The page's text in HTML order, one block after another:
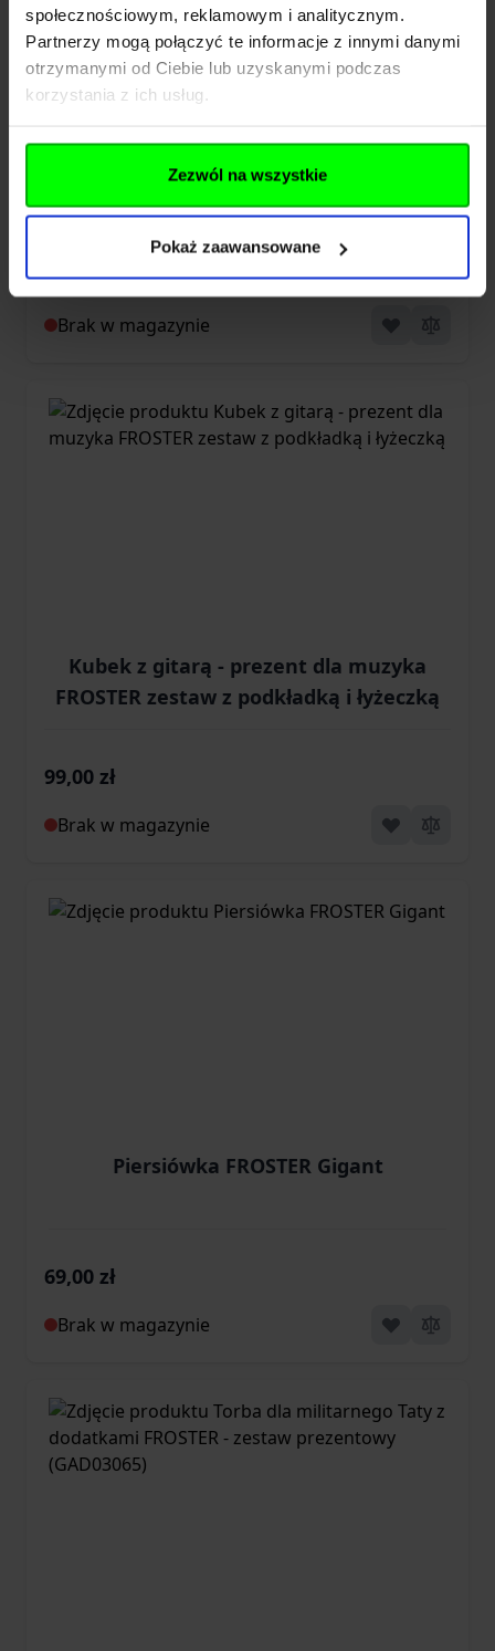
społecznościowym, reklamowym i analitycznym.
Partnerzy mogą połączyć te informacje z innymi danymi
otrzymanymi od Ciebie lub uzyskanymi podczas
korzystania z ich usług.
Zezwól na wszystkie
Pokaż zaawansowane
Kieliszek granat FROSTER Grenade shot
19,00 zł
Brak w magazynie
Kubek z gitarą - prezent dla muzyka
FROSTER zestaw z podkładką i łyżeczką
99,00 zł
Brak w magazynie
Piersiówka FROSTER Gigant
69,00 zł
Brak w magazynie